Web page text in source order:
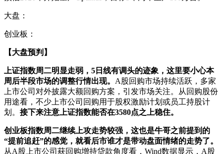
大盘：
创业板：
【大盘预判】
上证指数周二明显走弱，5日线有调头的迹象，这里要小心本
周后半段市场的调整行情出现。 A股回购市场持续活跃，多家
上市公司对外披露大额回购方案，引发市场关注。从回购股份
用途看，不少上市公司回购用于股权激励计划或员工持股计
划。 接下来注意上证指数能否在3580点之上稳住。
创业板指数周二继续上攻走势较强，这也是牛哥之前提到的
“提前追赶”的感觉，就看后市谁才是带动盘面情绪的走势了。
从A股上市公司获回购增持贷款角度看，Wind数据显示，A股